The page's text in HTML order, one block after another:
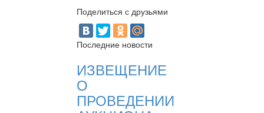
Поделиться с друзьями
Последние новости
ИЗВЕЩЕНИЕ
О
ПРОВЕДЕНИИ